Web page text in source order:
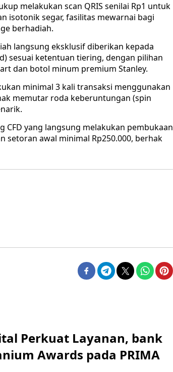
melakukan scan QRIS senilai Rp1 untuk
isotonik segar, fasilitas mewarnai bagi
berhadiah.
langsung eksklusif diberikan kepada
sesuai ketentuan tiering, dengan pilihan
dan botol minum premium Stanley.
minimal 3 kali transaksi menggunakan
memutar roda keberuntungan (spin
CFD yang langsung melakukan pembukaan
setoran awal minimal Rp250.000, berhak
Perkuat Layanan, bank
Awards pada PRIMA